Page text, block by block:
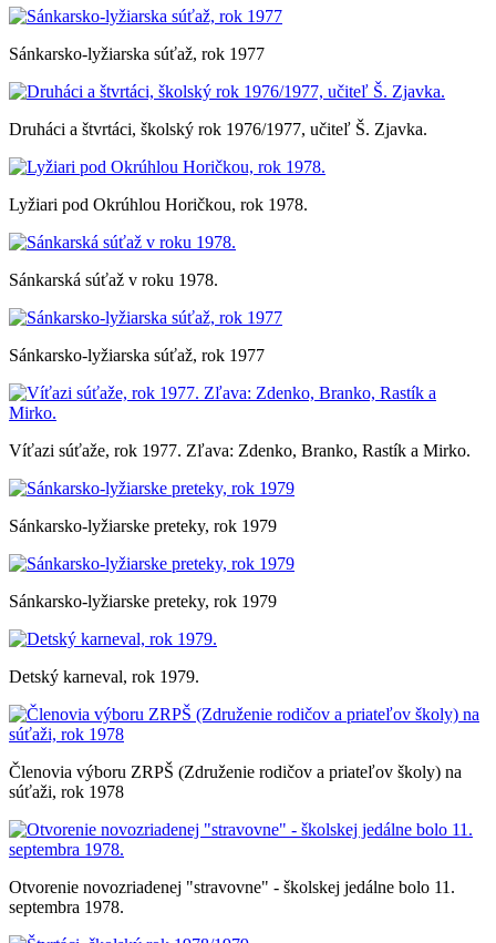
Sánkarsko-lyžiarska súťaž, rok 1977
Druháci a štvrtáci, školský rok 1976/1977, učiteľ Š. Zjavka.
Lyžiari pod Okrúhlou Horičkou, rok 1978.
Sánkarská súťaž v roku 1978.
Sánkarsko-lyžiarska súťaž, rok 1977
Víťazi súťaže, rok 1977. Zľava: Zdenko, Branko, Rastík a Mirko.
Sánkarsko-lyžiarske preteky, rok 1979
Sánkarsko-lyžiarske preteky, rok 1979
Detský karneval, rok 1979.
Členovia výboru ZRPŠ (Združenie rodičov a priateľov školy) na
súťaži, rok 1978
Otvorenie novozriadenej "stravovne" - školskej jedálne bolo 11.
septembra 1978.